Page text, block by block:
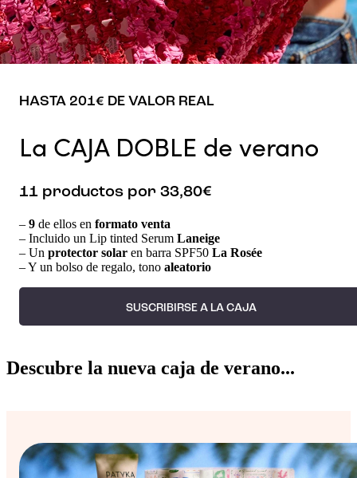
HASTA 201€ DE VALOR REAL
La CAJA DOBLE de verano
11 productos por 33,80€
– 9 de ellos en formato venta
– Incluido un Lip tinted Serum Laneige
– Un protector solar en barra SPF50 La Rosée
– Y un bolso de regalo, tono aleatorio
SUSCRIBIRSE A LA CAJA
Descubre la nueva caja de verano...